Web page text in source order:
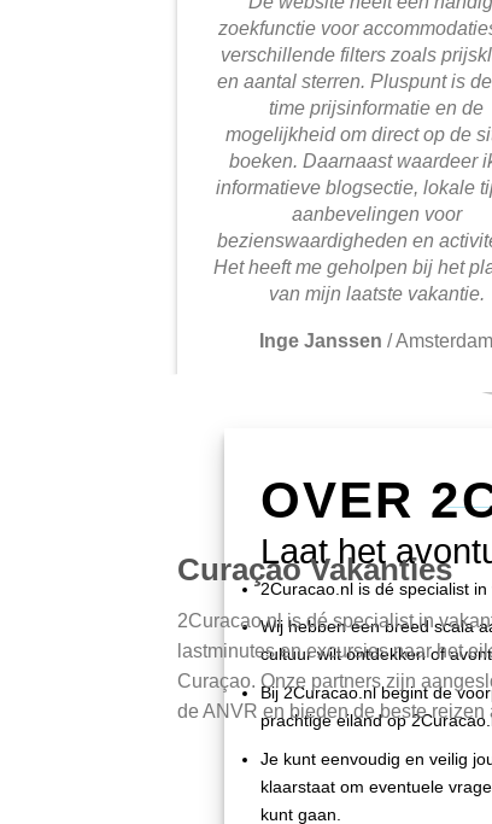
zoekfunctie voor
verschillende filters zoals
en aantal sterren. Pluspunt is
time prijsinformatie en de
mogelijkheid om direct op de
boeken. Daarnaast waardeer
informatieve blogsectie, lokale
aanbevelingen voor
bezienswaardigheden en
Het heeft me geholpen bij het
van mijn laatste vakantie.
Inge Janssen /Amsterdam
OVER
Laat het
2Curacao.nl is dé specialist
Wij hebben een breed scala
cultuur wilt ontdekken of
Bij 2Curacao.nl begint de
prachtige eiland op
Je kunt eenvoudig en veilig
klaarstaat om eventuele
kunt gaan.
Curaçao Vakanties
2Curacao.nl is dé specialist in
lastminutes en excursies naar het
Curaçao. Onze partners zijn
de ANVR en bieden de beste reizen